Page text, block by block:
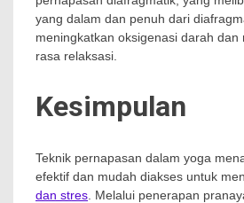
yang dalam dan penuh dari
meningkatkan oksigenasi darah dan
rasa relaksasi.
Kesimpulan
Teknik pernapasan dalam yoga
efektif dan mudah diakses untuk
dan stres . Melalui penerapan